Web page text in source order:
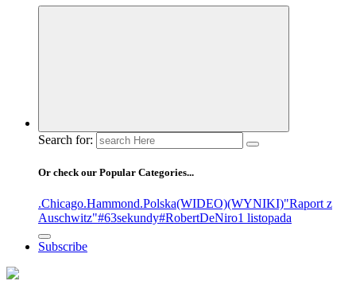
Search for:
Or check our Popular Categories...
.Chicago.Hammond.Polska(WIDEO)(WYNIKI)"Raport z
Auschwitz"#63sekundy#RobertDeNiro1 listopada
Subscribe